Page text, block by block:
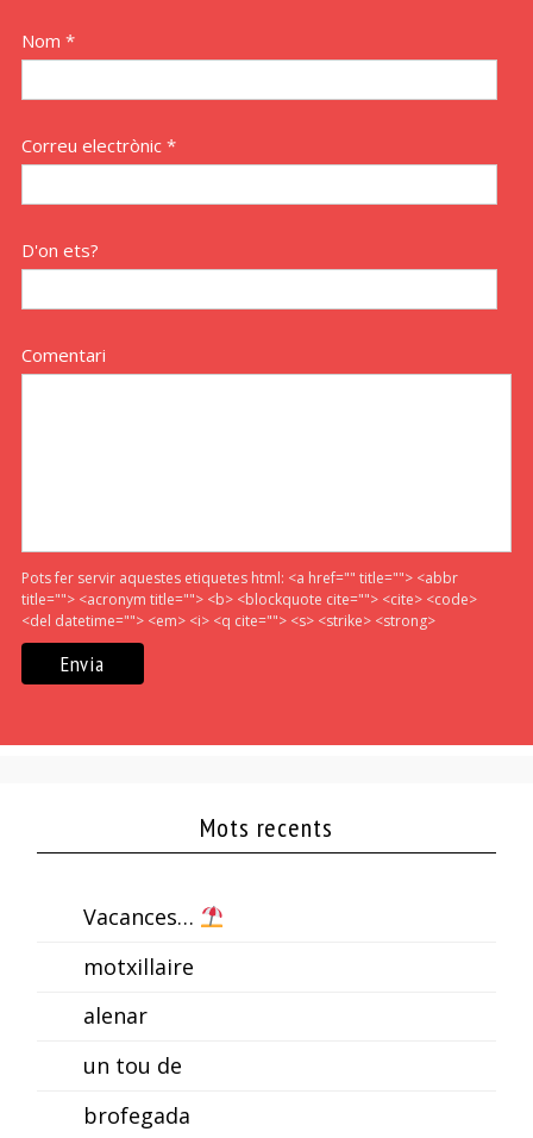
Nom *
Correu electrònic *
D'on ets?
Comentari
Pots fer servir aquestes etiquetes html: <a href="" title=""> <abbr
title=""> <acronym title=""> <b> <blockquote cite=""> <cite> <code>
<del datetime=""> <em> <i> <q cite=""> <s> <strike> <strong>
Mots recents
Vacances…
motxillaire
alenar
un tou de
brofegada